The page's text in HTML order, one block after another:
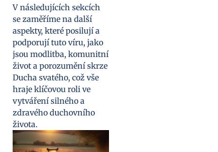
V následujících sekcích
se zaměříme na další
aspekty, které posilují a
podporují tuto víru, jako
jsou modlitba, komunitní
život a porozumění skrze
Ducha svatého, což vše
hraje klíčovou roli ve
vytváření silného a
zdravého duchovního
života.